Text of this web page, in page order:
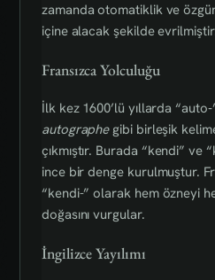
zamanda otomatiklik ve
içine alacak şekilde
Fransızca Yolculuğu
İlk kez 1600’lü yıllarda
autographegibi birleşik
çıkmıştır. Burada “kendi” ve
ince bir denge kurulmuştur.
“kendi-” olarak hem özneyi
doğasını vurgular.
İngilizce Yayılımı